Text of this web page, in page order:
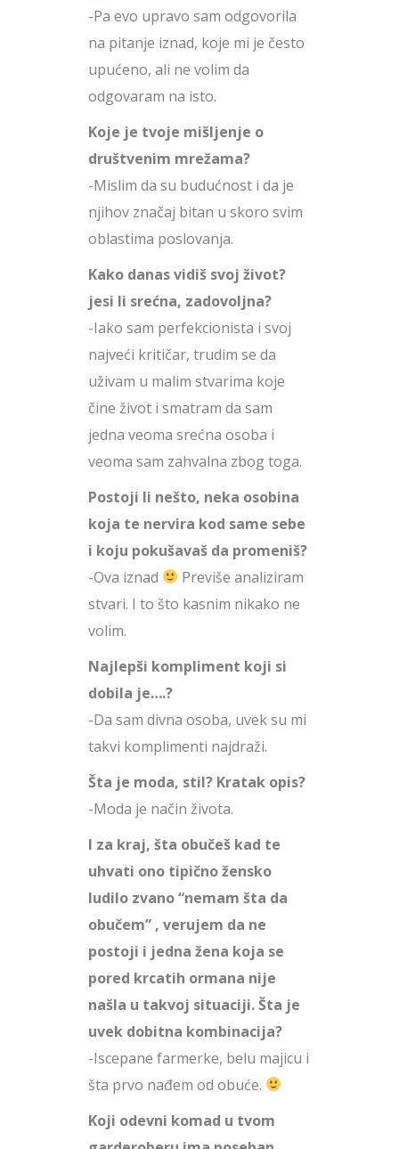
-Pa evo upravo sam odgovorila
na pitanje iznad, koje mi je često
upućeno, ali ne volim da
odgovaram na isto.
Koje je tvoje mišljenje o
društvenim mrežama?
-Mislim da su budućnost i da je
njihov značaj bitan u skoro svim
oblastima poslovanja.
Kako danas vidiš svoj život?
jesi li srećna, zadovoljna?
-Iako sam perfekcionista i svoj
najveći kritičar, trudim se da
uživam u malim stvarima koje
čine život i smatram da sam
jedna veoma srećna osoba i
veoma sam zahvalna zbog toga.
Postoji li nešto, neka osobina
koja te nervira kod same sebe
i koju pokušavaš da promeniš?
-Ova iznad
Previše analiziram
stvari. I to što kasnim nikako ne
volim.
Najlepši kompliment koji si
dobila je….?
-Da sam divna osoba, uvek su mi
takvi komplimenti najdraži.
Šta je moda, stil? Kratak opis?
-Moda je način života.
I za kraj, šta obučeš kad te
uhvati ono tipično žensko
ludilo zvano “nemam šta da
obučem” , verujem da ne
postoji i jedna žena koja se
pored krcatih ormana nije
našla u takvoj situaciji. Šta je
uvek dobitna kombinacija?
-Iscepane farmerke, belu majicu i
šta prvo nađem od obuće.
Koji odevni komad u tvom